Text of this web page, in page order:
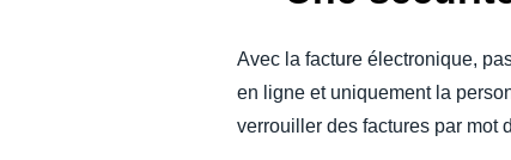
Avec la facture électronique,
en ligne et uniquement la
verrouiller des factures par mot